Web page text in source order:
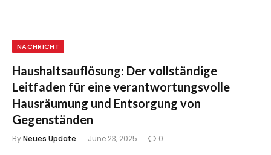
NACHRICHT
Haushaltsauflösung: Der vollständige
Leitfaden für eine verantwortungsvolle
Hausräumung und Entsorgung von
Gegenständen
ByNeues Update June 23, 2025 0